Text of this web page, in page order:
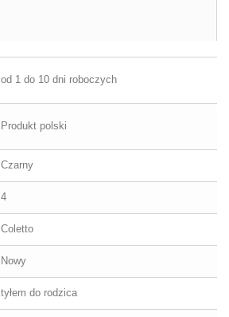
od 1 do 10 dni roboczych
Produkt polski
Czarny
4
Coletto
Nowy
tyłem do rodzica